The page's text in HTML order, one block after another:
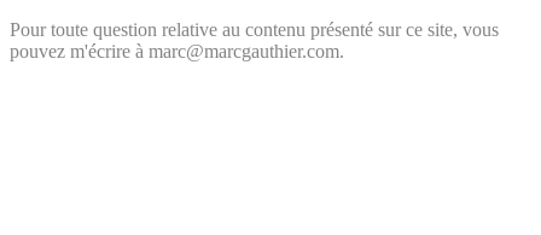
Pour toute question relative au contenu présenté sur ce site, vous
pouvez m'écrire à marc@marcgauthier.com.